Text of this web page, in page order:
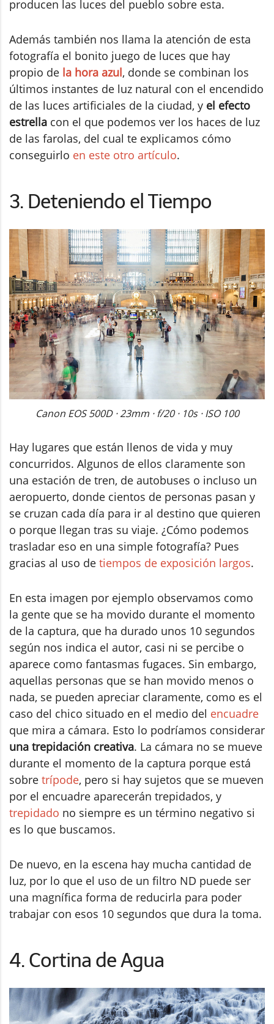
producen las luces del pueblo sobre esta.
Además también nos llama la atención de esta
fotografía el bonito juego de luces que hay
propio de la hora azul, donde se combinan los
últimos instantes de luz natural con el encendido
de las luces artificiales de la ciudad, y el efecto
estrella con el que podemos ver los haces de luz
de las farolas, del cual te explicamos cómo
conseguirlo en este otro artículo.
3. Deteniendo el Tiempo
Canon EOS 500D · 23mm · f/20 · 10s · ISO 100
Hay lugares que están llenos de vida y muy
concurridos. Algunos de ellos claramente son
una estación de tren, de autobuses o incluso un
aeropuerto, donde cientos de personas pasan y
se cruzan cada día para ir al destino que quieren
o porque llegan tras su viaje. ¿Cómo podemos
trasladar eso en una simple fotografía? Pues
gracias al uso de tiempos de exposición largos.
En esta imagen por ejemplo observamos como
la gente que se ha movido durante el momento
de la captura, que ha durado unos 10 segundos
según nos indica el autor, casi ni se percibe o
aparece como fantasmas fugaces. Sin embargo,
aquellas personas que se han movido menos o
nada, se pueden apreciar claramente, como es el
caso del chico situado en el medio del encuadre
que mira a cámara. Esto lo podríamos considerar
una trepidación creativa. La cámara no se mueve
durante el momento de la captura porque está
sobre trípode, pero si hay sujetos que se mueven
por el encuadre aparecerán trepidados, y
trepidado no siempre es un término negativo si
es lo que buscamos.
De nuevo, en la escena hay mucha cantidad de
luz, por lo que el uso de un filtro ND puede ser
una magnífica forma de reducirla para poder
trabajar con esos 10 segundos que dura la toma.
4. Cortina de Agua